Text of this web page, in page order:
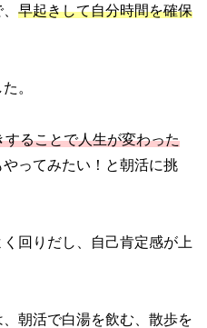
早起きして自分時間を確保
。
ることで人生が変わった
やってみたい！と朝活に挑
回りだし、自己肯定感が上
朝活で白湯を飲む、散歩を